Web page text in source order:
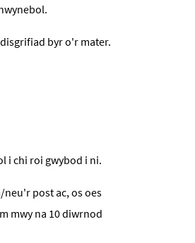
byr o'r mater.
i chi roi gwybod i ni.
post ac, os oes
mwy na 10 diwrnod